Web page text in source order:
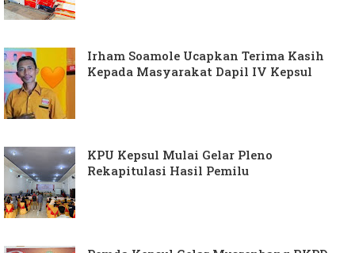
Irham Soamole Ucapkan Terima Kasih
Kepada Masyarakat Dapil IV Kepsul
KPU Kepsul Mulai Gelar Pleno
Rekapitulasi Hasil Pemilu